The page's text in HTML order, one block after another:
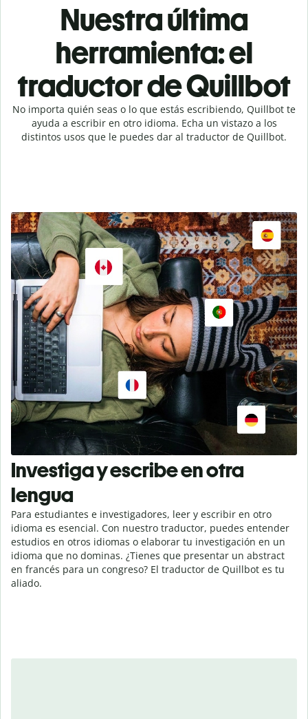
Nuestra última
herramienta: el
traductor de Quillbot
No importa quién seas o lo que estás escribiendo, Quillbot te
ayuda a escribir en otro idioma. Echa un vistazo a los
distintos usos que le puedes dar al traductor de Quillbot.
Investiga y escribe en otra
lengua
Para estudiantes e investigadores, leer y escribir en otro
idioma es esencial. Con nuestro traductor, puedes entender
estudios en otros idiomas o elaborar tu investigación en un
idioma que no dominas. ¿Tienes que presentar un abstract
en francés para un congreso? El traductor de Quillbot es tu
aliado.